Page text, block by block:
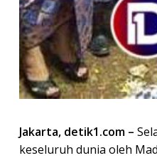
Jakarta, detik1.com –
keseluruh dunia oleh